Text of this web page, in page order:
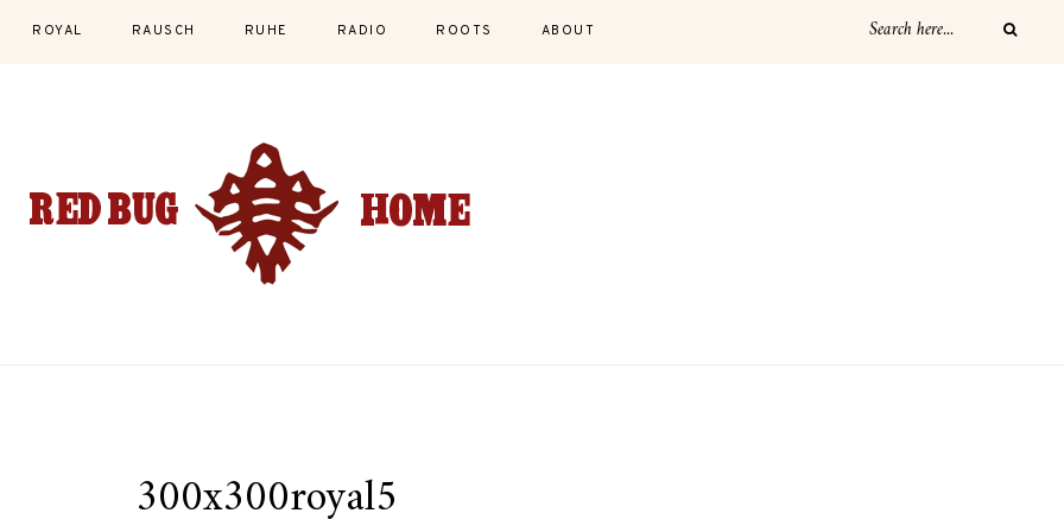
ROYAL RAUSCH RUHE RADIO ROOTS ABOUT
300x300royal5